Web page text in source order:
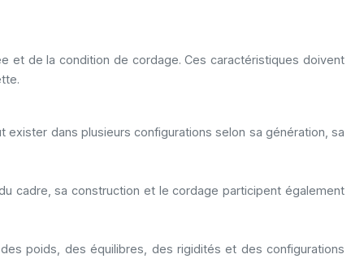
et de la condition de cordage. Ces caractéristiques doivent
dans plusieurs configurations selon sa génération, sa
cadre, sa construction et le cordage participent également
poids, des équilibres, des rigidités et des configurations